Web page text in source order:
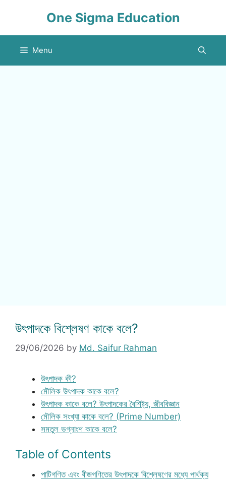
One Sigma Education
Menu
উৎপাদকে বিশ্লেষণ কাকে বলে?
29/06/2026 by Md. Saifur Rahman
উৎপাদক কী?
মৌলিক উৎপাদক কাকে বলে?
উৎপাদক কাকে বলে? উৎপাদকের বৈশিষ্ট্য, জীববিজ্ঞান
মৌলিক সংখ্যা কাকে বলে? (Prime Number)
সমতুল ভগ্নাংশ কাকে বলে?
Table of Contents
পাটিগণিত এবং বীজগণিতের উৎপাদকে বিশ্লেষণের মধ্যে পার্থক্য